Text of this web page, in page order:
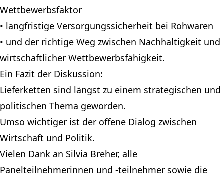
Wettbewerbsfaktor
• langfristige Versorgungssicherheit bei Rohwaren
• und der richtige Weg zwischen Nachhaltigkeit und
wirtschaftlicher Wettbewerbsfähigkeit.
Ein Fazit der Diskussion:
Lieferketten sind längst zu einem strategischen und
politischen Thema geworden.
Umso wichtiger ist der offene Dialog zwischen
Wirtschaft und Politik.
Vielen Dank an Silvia Breher, alle
Panelteilnehmerinnen und -teilnehmer sowie die